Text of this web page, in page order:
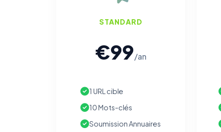
STANDARD
€99/an
1 URL cible
10 Mots-clés
Soumission Annuaires